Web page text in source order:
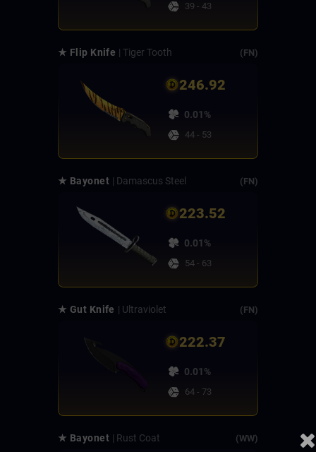
39 - 43
★ Flip Knife | Tiger Tooth (FN)
246.92
0.01%
44 - 53
★ Bayonet | Damascus Steel (FN)
223.52
0.01%
54 - 63
★ Gut Knife | Ultraviolet (FN)
222.37
0.01%
64 - 73
★ Bayonet | Rust Coat (WW)